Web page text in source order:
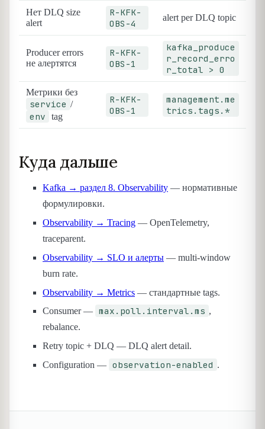
Нет DLQ size
alert
R-KFK-
OBS-4
alert per DLQ topic
Producer errors
не алертятся
R-KFK-
OBS-1
kafka_produce
r_record_erro
r_total > 0
Метрики без
service /
env tag
R-KFK-
OBS-1
management.me
trics.tags.*
Куда дальше
Kafka → раздел 8. Observability — нормативные
формулировки.
Observability → Tracing — OpenTelemetry,
traceparent.
Observability → SLO и алерты — multi-window
burn rate.
Observability → Metrics — стандартные tags.
Consumer — max.poll.interval.ms ,
rebalance.
Retry topic + DLQ — DLQ alert detail.
Configuration — observation-enabled .